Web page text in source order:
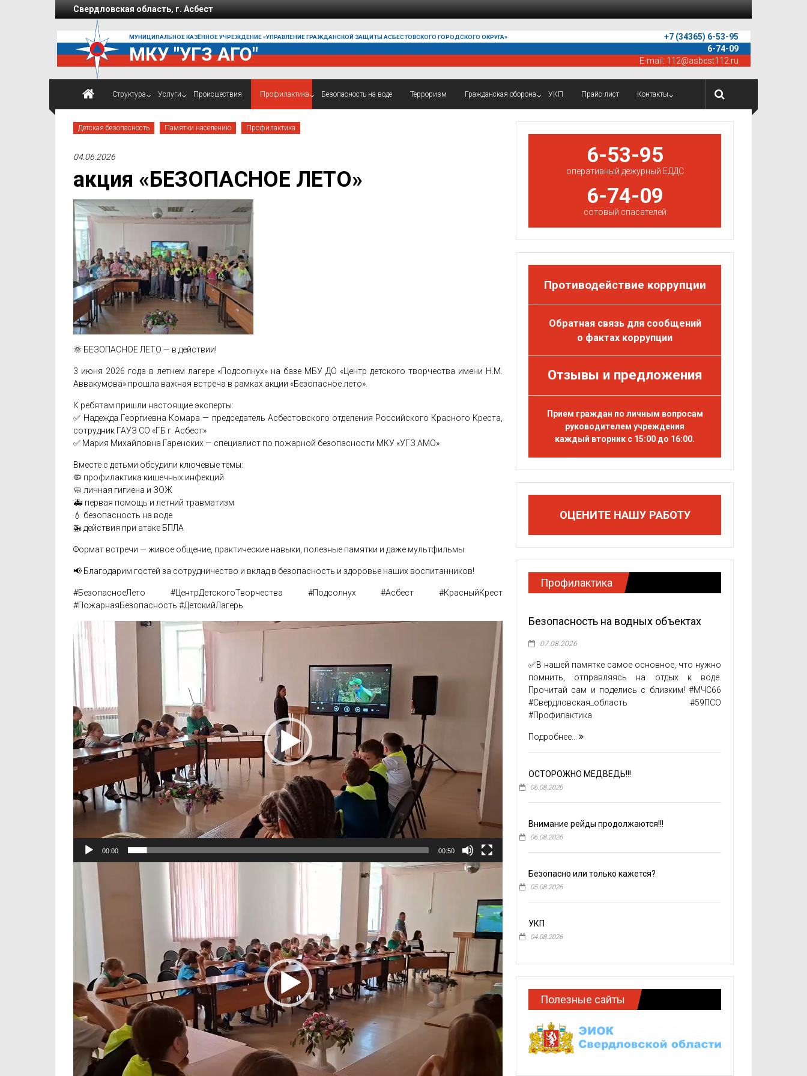
Перейти к содержимому
Свердловская область, г. Асбест
+7 (34365) 6-53-95
6-74-09
E-mail: 112@asbest112.ru
МУНИЦИПАЛЬНОЕ КАЗЁННОЕ УЧРЕЖДЕНИЕ «УПРАВЛЕНИЕ ГРАЖДАНСКОЙ ЗАЩИТЫ АСБЕСТОВСКОГО ГОРОДСКОГО ОКРУГА»
МКУ "УГЗ АГО"
Структура Услуги Проиcшествия Профилактика Безопасность на воде Терроризм Гражданская оборона УКП Прайс-лист Контакты
Детская безопасность Памятки населению Профилактика
04.06.2026
акция «БЕЗОПАСНОЕ ЛЕТО»
🌞 БЕЗОПАСНОЕ ЛЕТО — в действии!
3 июня 2026 года в летнем лагере «Подсолнух» на базе МБУ ДО «Центр детского творчества имени Н.М.
Аввакумова» прошла важная встреча в рамках акции «Безопасное лето».
К ребятам пришли настоящие эксперты:
✅ Надежда Георгиевна Комара — председатель Асбестовского отделения Российского Красного Креста,
сотрудник ГАУЗ СО «ГБ г. Асбест»
✅ Мария Михайловна Гаренских — специалист по пожарной безопасности МКУ «УГЗ АМО»
Вместе с детьми обсудили ключевые темы:
🦠 профилактика кишечных инфекций
🧼 личная гигиена и ЗОЖ
🚑 первая помощь и летний травматизм
💧 безопасность на воде
🚁 действия при атаке БПЛА
Формат встречи — живое общение, практические навыки, полезные памятки и даже мультфильмы.
📢 Благодарим гостей за сотрудничество и вклад в безопасность и здоровье наших воспитанников!
#БезопасноеЛето #ЦентрДетскогоТворчества #Подсолнух #Асбест #КрасныйКрест
#ПожарнаяБезопасность #ДетскийЛагерь
Видеоплеер
00:00 00:50
Видеоплеер
6-53-95
оперативный дежурный ЕДДС
6-74-09
сотовый спасателей
Противодействие коррупции
Обратная связь для сообщений
о фактах коррупции
Отзывы и предложения
Прием граждан по личным вопросам
руководителем учреждения
каждый вторник с 15:00 до 16:00.
ОЦЕНИТЕ НАШУ РАБОТУ
Профилактика
Безопасность на водных объектах
07.08.2026
✅В нашей памятке самое основное, что нужно
помнить, отправляясь на отдых к воде.
Прочитай сам и поделись с близким! #МЧС66
#Свердловская_область #59ПСО
#Профилактика
Подробнее...
ОСТОРОЖНО МЕДВЕДЬ!!!
06.08.2026
Внимание рейды продолжаются!!!
06.08.2026
Безопасно или только кажется?
05.08.2026
УКП
04.08.2026
Полезные сайты